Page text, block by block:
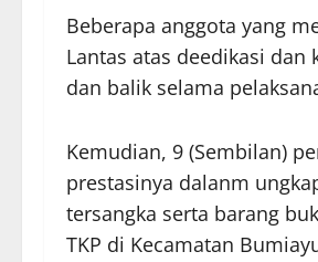
Beberapa anggota yang
Lantas atas deedikasi
dan balik selama
Kemudian, 9 (Sembilan)
prestasinya dalanm
tersangka serta barang
TKP di Kecamatan